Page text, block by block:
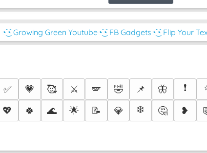
◔͜͡◔ Growing Green Youtube ◔͜͡◔ FB Gadgets ◔͜͡◔ Flip Your
✅ 💗 🥰 ⚔️ 🪽 🤣 📌 🦋 ❗
💖 🍀 🌊 🌟 📝 💎 ❄️ 🤔 ❥